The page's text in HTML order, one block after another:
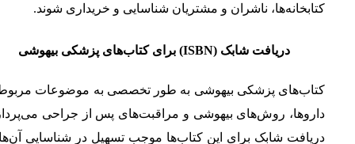
کتابخانه‌ها، ناشران و مشتریان شناسایی و خریداری شوند.
دریافت شابک (ISBN) برای کتاب‌های پزشکی بیهوشی
کتاب‌های پزشکی بیهوشی به طور تخصصی به موضوعات
داروها، روش‌های بیهوشی و مراقبت‌های پس از جراحی
دریافت شابک برای این کتاب‌ها موجب تسهیل در شناسایی